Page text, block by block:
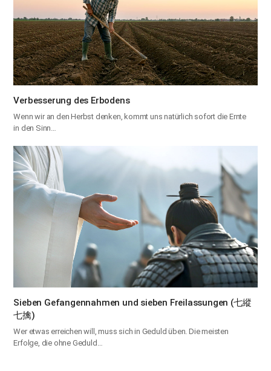
Verbesserung des Erbodens
Wenn wir an den Herbst denken, kommt uns natürlich sofort die Ernte
in den Sinn…
Sieben Gefangennahmen und sieben Freilassungen (七縱
七擒)
Wer etwas erreichen will, muss sich in Geduld üben. Die meisten
Erfolge, die ohne Geduld…